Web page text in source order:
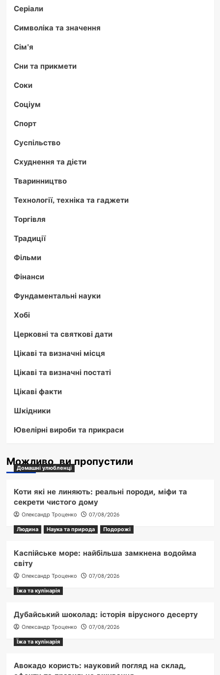
Серіали
Символіка та значення
Сім'я
Сни та прикмети
Соки
Соціум
Спорт
Суспільство
Схуднення та дієти
Тваринництво
Технології, техніка та гаджети
Торгівля
Традиції
Фільми
Фінанси
Фундаментальні науки
Хобі
Церковні та святкові дати
Цікаві та визначні місця
Цікаві та визначні постаті
Цікаві факти
Шкідники
Ювелірні вироби та прикраси
Можливо, ви пропустили
Домашні улюбленці
Коти які не линяють: реальні породи, міфи та
секрети чистого дому
Олександр Троценко
07/08/2026
Людина
Наука та природа Подорожі
Каспійське море: найбільша замкнена водойма
світу
Олександр Троценко
07/08/2026
Їжа та кулінарія
Дубайський шоколад: історія вірусного десерту
Олександр Троценко
07/08/2026
Їжа та кулінарія
Авокадо користь: науковий погляд на склад,